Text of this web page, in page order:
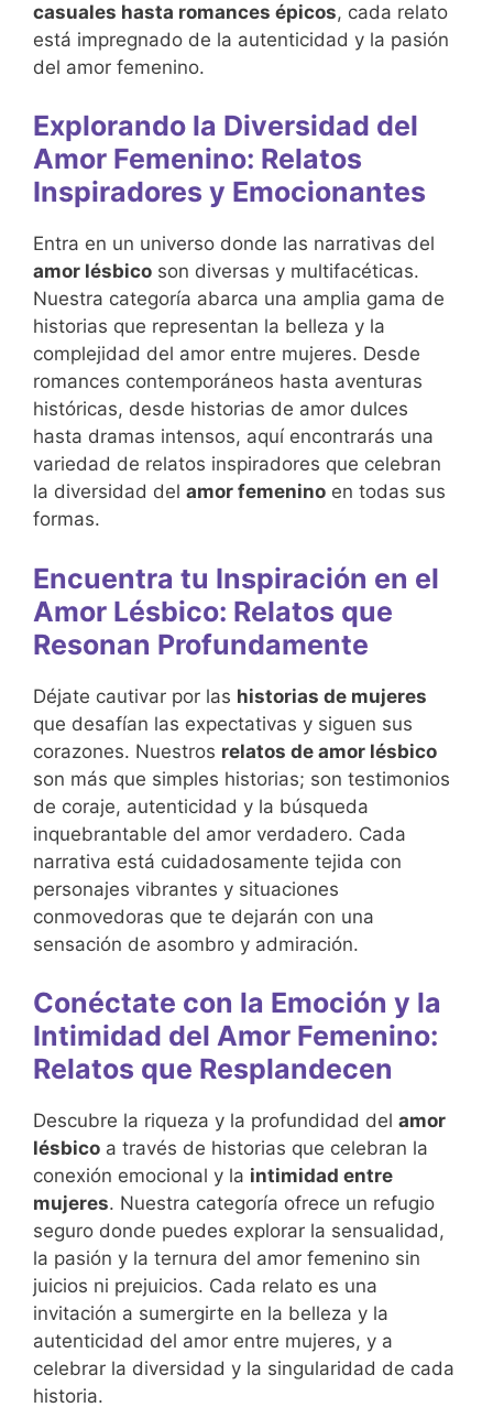
casuales hasta romances épicos, cada relato
está impregnado de la autenticidad y la pasión
del amor femenino.
Explorando la Diversidad del
Amor Femenino: Relatos
Inspiradores y Emocionantes
Entra en un universo donde las narrativas del
amor lésbico son diversas y multifacéticas.
Nuestra categoría abarca una amplia gama de
historias que representan la belleza y la
complejidad del amor entre mujeres. Desde
romances contemporáneos hasta aventuras
históricas, desde historias de amor dulces
hasta dramas intensos, aquí encontrarás una
variedad de relatos inspiradores que celebran
la diversidad del amor femenino en todas sus
formas.
Encuentra tu Inspiración en el
Amor Lésbico: Relatos que
Resonan Profundamente
Déjate cautivar por las historias de mujeres
que desafían las expectativas y siguen sus
corazones. Nuestros relatos de amor lésbico
son más que simples historias; son testimonios
de coraje, autenticidad y la búsqueda
inquebrantable del amor verdadero. Cada
narrativa está cuidadosamente tejida con
personajes vibrantes y situaciones
conmovedoras que te dejarán con una
sensación de asombro y admiración.
Conéctate con la Emoción y la
Intimidad del Amor Femenino:
Relatos que Resplandecen
Descubre la riqueza y la profundidad del amor
lésbico a través de historias que celebran la
conexión emocional y la intimidad entre
mujeres. Nuestra categoría ofrece un refugio
seguro donde puedes explorar la sensualidad,
la pasión y la ternura del amor femenino sin
juicios ni prejuicios. Cada relato es una
invitación a sumergirte en la belleza y la
autenticidad del amor entre mujeres, y a
celebrar la diversidad y la singularidad de cada
historia.